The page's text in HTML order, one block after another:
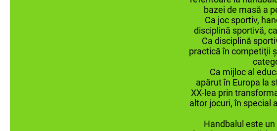
bazei de masă a
Ca joc sportiv,
disciplină sportivă,
Ca disciplină
practică în competiţii
Ca mijloc al
apărut în Europa la
XX-lea prin
altor jocuri, în special
Handbalul este